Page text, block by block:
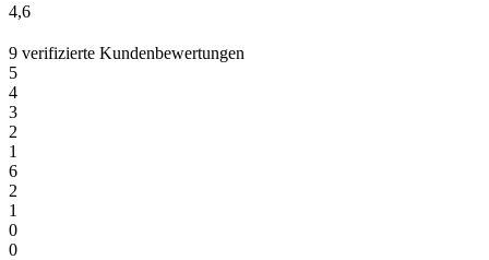
4,6
9 verifizierte Kundenbewertungen
5
4
3
2
1
6
2
1
0
0